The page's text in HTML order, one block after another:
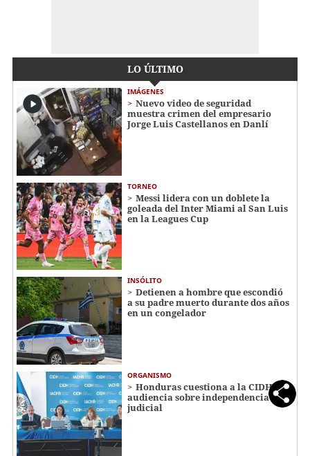
LO ÚLTIMO
IMÁGENES
Nuevo video de seguridad
muestra crimen del empresario
Jorge Luis Castellanos en Danlí
TORNEO
Messi lidera con un doblete la
goleada del Inter Miami al San Luis
en la Leagues Cup
INSÓLITO
Detienen a hombre que escondió
a su padre muerto durante dos años
en un congelador
ORGANISMO
Honduras cuestiona a la CIDH en
audiencia sobre independencia
judicial